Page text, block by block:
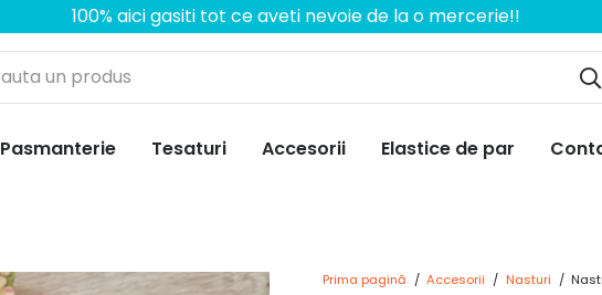
100% aici gasiti tot ce aveti nevoie de la o mercerie!!
Pasmanterie Tesaturi Accesorii Elastice de par
Prima pagină / Accesorii / Nasturi /